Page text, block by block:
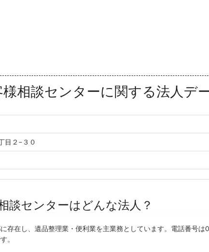
相談センターに関する法人デ
目２−３０
談センターはどんな法人？
存在し、遺品整理業・便利業を主業務としています。電話番号は
。